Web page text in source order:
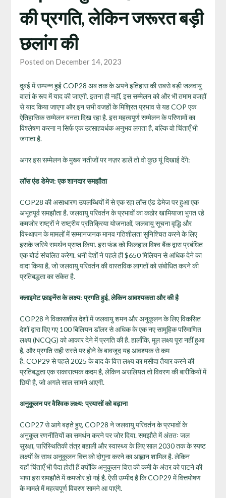
की प्रगति, लेकिन जरूरत बड़ी
छलांग की
Posted on December 14, 2023
दुबई में सम्पन्न हुई COP28 अब तक के अपने इतिहास की सबसे बड़ी जलवायु
वार्ता के रूप में याद की जाएगी. इतना ही नहीं, इस सम्मेलन को और भी तमाम वजहों
से याद किया जाएगा और इन सभी वजहों के मिश्रित प्रभाव से यह COP एक
ऐतिहासिक सम्मेलन बनता दिख रहा है. इस महत्वपूर्ण सम्मेलन के परिणामों का
विश्लेषण करना न सिर्फ एक उत्साहवर्धक अनुभव लगता है, बल्कि वो चिंताएँ भी
जगाता है.
अगर इस सम्मेलन के मुख्य नतीजों पर नज़र डालें तो वो कुछ यूं दिखाई देंगे:
लॉस एंड डेमेज: एक शानदार समझौता
COP28 की असाधारण उपलब्धियों में से एक रहा लॉस एंड डेमेज पर हुआ एक
अभूतपूर्व समझौता है. जलवायु परिवर्तन के प्रभावों का कठोर खामियाजा भुगत रहे
कमजोर राष्ट्रों ने राष्ट्रीय प्रतिक्रिया योजनाओं, जलवायु सूचना वृद्धि और
विस्थापन के मामलों में सम्मानजनक मानव गतिशीलता सुनिश्चित करने के लिए
इसके जरिये समर्थन प्राप्त किया. इस फंड को फिलहाल विश्व बैंक द्वारा प्रबंधित
एक बोर्ड संचलित करेगा. धनी देशों ने पहले ही $650 मिलियन से अधिक देने का
वादा किया है, जो जलवायु परिवर्तन की वास्तविक लागतों को संबोधित करने की
प्रतिबद्धता का संकेत है.
क्लाइमेट फ़ाइनेंस के लक्ष्य: प्रगति हुई, लेकिन आवश्यकता और की है
COP28 ने विकासशील देशों में जलवायु शमन और अनुकूलन के लिए विकसित
देशों द्वारा दिए गए 100 बिलियन डॉलर से अधिक के एक नए सामूहिक परिमाणित
लक्ष्य (NCQG) को आकार देने में प्रगति की है. हालाँकि, मूल लक्ष्य पूरा नहीं हुआ
है, और प्रगति सही रास्ते पर होने के बावजूद यह आवश्यक से कम
है. COP29 से पहले 2025 के बाद के वित्त लक्ष्य का मसौदा तैयार करने की
प्रतिबद्धता एक सकारात्मक कदम है, लेकिन असलियत तो विवरण की बारीकियों में
छिपी है, जो अगले साल सामने आएगी.
अनुकूलन पर वैश्विक लक्ष्य: प्रयासों को बढ़ाना
COP27 से आगे बढ़ते हुए, COP28 ने जलवायु परिवर्तन के प्रभावों के
अनुकूल रणनीतियों का समर्थन करने पर जोर दिया. समझौते में अंततः जल
सुरक्षा, पारिस्थितिकी तंत्र बहाली और स्वास्थ्य के लिए साल 2030 तक के स्पष्ट
लक्ष्यों के साथ अनुकूलन वित्त को दोगुना करने का आह्वान शामिल है. लेकिन
यहाँ चिंताएँ भी पैदा होती हैं क्योंकि अनुकूलन वित्त की कमी के अंतर को पाटने की
भाषा इस समझौते में कमजोर हो गई है. ऐसी उम्मीद है कि COP29 में वित्तपोषण
के मामले में महत्वपूर्ण विवरण सामने आ पाएंगे.